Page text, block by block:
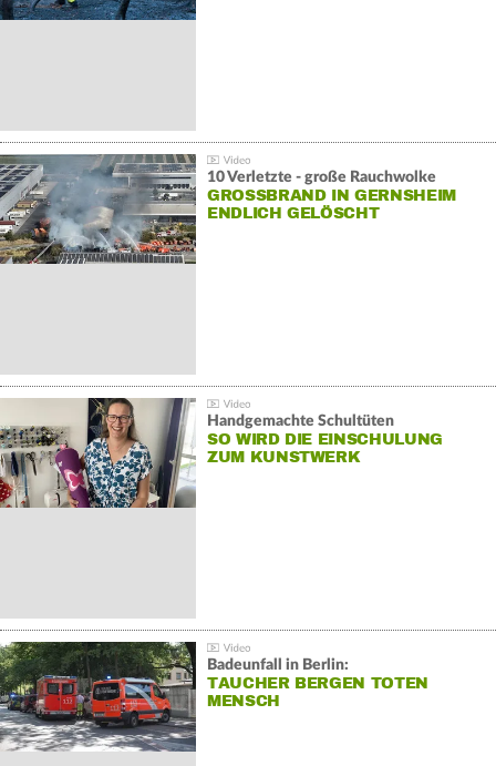
10 Verletzte - große Rauchwolke
GROSSBRAND IN GERNSHEIM E
NDLICH GELÖSCHT
Handgemachte Schultüten
SO WIRD DIE EINSCHULUNG
ZUM KUNSTWERK
Badeunfall in Berlin:
TAUCHER BERGEN TOTEN
MENSCH